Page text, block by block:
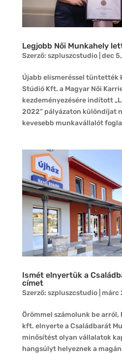
Legjobb Női Munkahely
Szerző: szpluszcstudio| dec
Újabb elismeréssel tüntették
Stúdió Kft. a Magyar Női
kezdeményezésére indított
2022” pályázaton különdíjat
kevesebb munkavállalót
Ismét elnyertük a
címet
Szerző: szpluszcstudio| márc
Örömmel számolunk be arról,
kft. elnyerte a Családbarát
minősítést olyan vállalatok
hangsúlyt helyeznek a